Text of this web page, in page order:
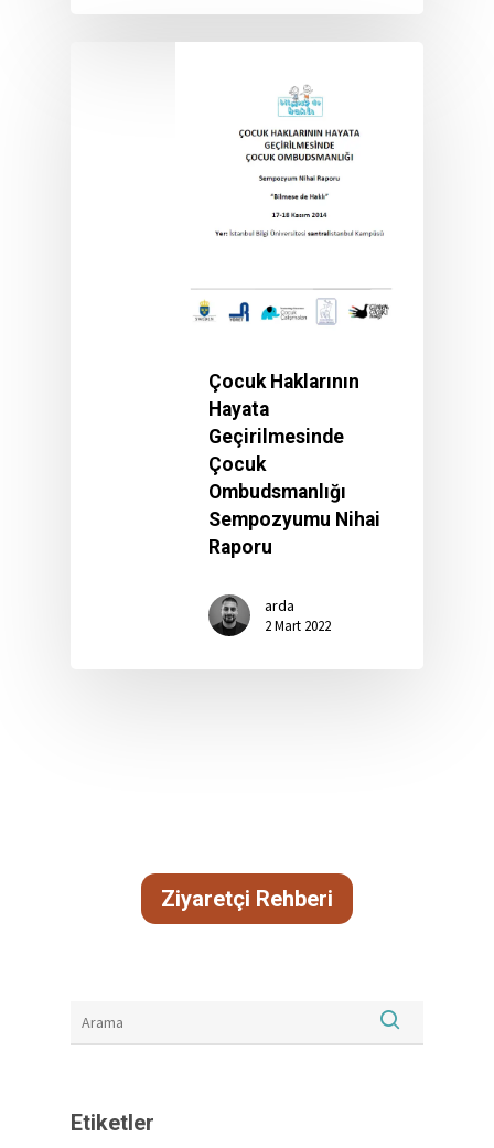
Çocuk Haklarının
Hayata
Geçirilmesinde
Çocuk
Ombudsmanlığı
Sempozyumu Nihai
Raporu
arda
2 Mart 2022
Ziyaretçi Rehberi
Etiketler